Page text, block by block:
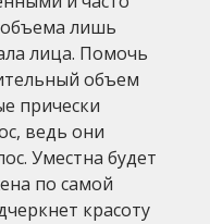
лишь
лица. Помочь
объем
прически
ведь они
Уместна будет
по самой
красоту